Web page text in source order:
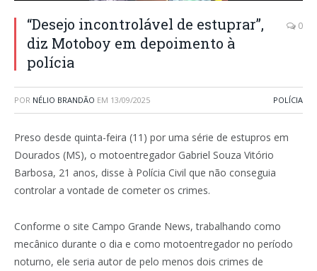
“Desejo incontrolável de estuprar”,
diz Motoboy em depoimento à
polícia
0
POR NÉLIO BRANDÃO EM 13/09/2025 POLÍCIA
Preso desde quinta-feira (11) por uma série de estupros em
Dourados (MS), o motoentregador Gabriel Souza Vitório
Barbosa, 21 anos, disse à Polícia Civil que não conseguia
controlar a vontade de cometer os crimes.
Conforme o site Campo Grande News, trabalhando como
mecânico durante o dia e como motoentregador no período
noturno, ele seria autor de pelo menos dois crimes de